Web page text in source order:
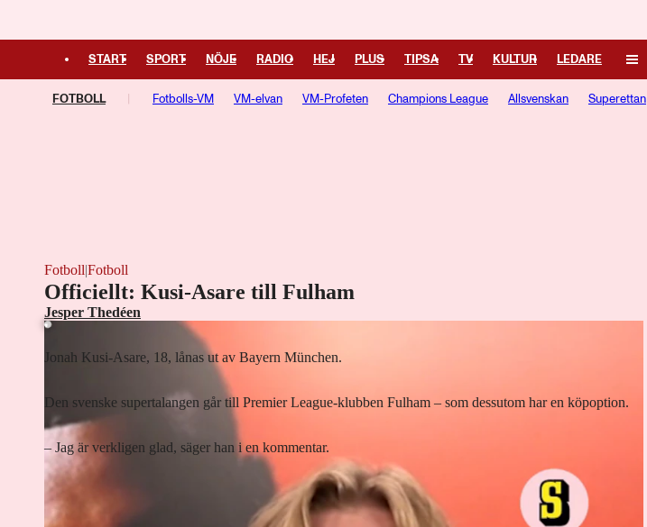
START SPORT NÖJE RADIO HEJ PLUS TIPSA TV KULTUR LEDARE
FOTBOLL Fotbolls-VM VM-elvan VM-Profeten Champions League Allsvenskan Superettan
Fotboll|Fotboll
Officiellt: Kusi-Asare till Fulham
Jesper Thedéen
Jonah Kusi-Asare, 18, lånas ut av Bayern München.
Den svenske supertalangen går till Premier League-klubben Fulham – som dessutom har en köpoption.
– Jag är verkligen glad, säger han i en kommentar.